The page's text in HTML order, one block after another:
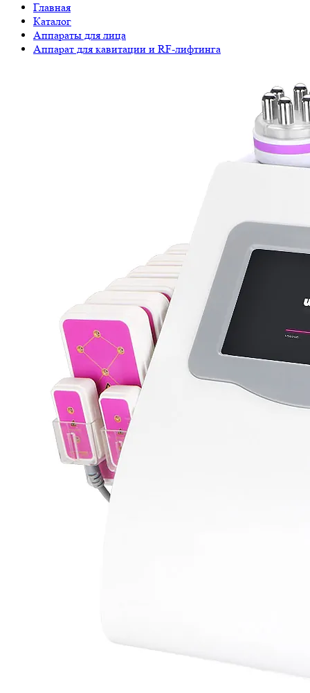
Главная
Каталог
Аппараты для лица
Аппарат для кавитации и RF-лифтинга